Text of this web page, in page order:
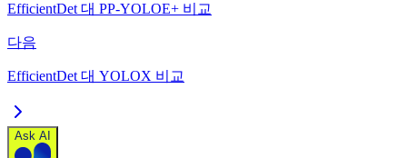
EfficientDet 대 PP-YOLOE+ 비교
다음
EfficientDet 대 YOLOX 비교
Ask AI